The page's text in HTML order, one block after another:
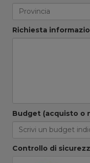
Richiesta
Budget (acquisto o
Controllo di